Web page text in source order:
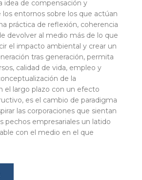
idea de compensación y
los entornos sobre los que actúan
práctica de reflexión, coherencia
devolver al medio más de lo que
el impacto ambiental y crear un
tras generación, permita
calidad de vida, empleo y
de la
el largo plazo con un efecto
es el cambio de paradigma
las corporaciones que sientan
pechos empresariales un latido
con el medio en el que